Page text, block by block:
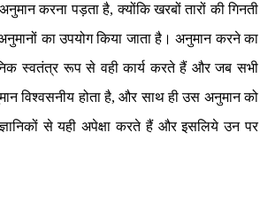
करना पड़ता है,क्योंकि खरबों तारों की गिनती
का उपयोग किया जाता है। अनुमान करने का
स्वतंत्र रूप से वही कार्य करते हैं और जब सभी
विश्वसनीय होता है,और साथ ही उस अनुमान को
से यही अपेक्षा करते हैं और इसलिये उन पर